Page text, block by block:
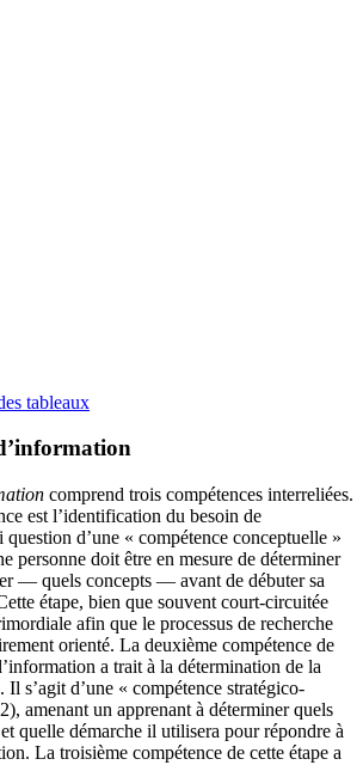
tableaux
comprend trois compétences interreliées.
est l’identification du besoin de
d’une « compétence conceptuelle »
personne doit être en mesure de déterminer
— quels concepts — avant de débuter sa
étape, bien que souvent court-circuitée
afin que le processus de recherche
orienté. La deuxième compétence de
a trait à la détermination de la
Il s’agit d’une « compétence stratégico-
amenant un apprenant à déterminer quels
quelle démarche il utilisera pour répondre à
La troisième compétence de cette étape a